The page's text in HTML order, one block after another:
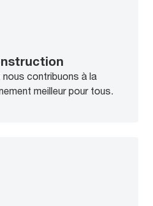
contribuons à la
meilleur pour tous.